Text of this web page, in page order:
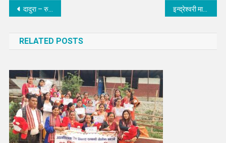
Post
दादुरा – रुवेला खोप अभियान सञ्चालनका लागी इन्द्रावतीमा योजना तर्जुमा तथा अभिमुखिकरण कार्यक्रम इन्द्रेश्वरी माविमा बैंकिङ्ग ज्ञान तथा वित्तीय साक्षरता कार्यक्रम सम्पन्न
RELATED POSTS